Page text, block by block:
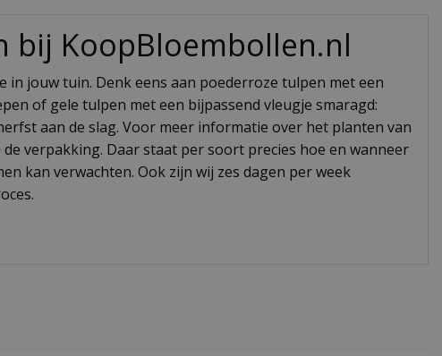
KoopBloembollen.nl
jouw tuin. Denk eens aan poederroze tulpen met een
of gele tulpen met een bijpassend vleugje smaragd:
aan de slag. Voor meer informatie over het planten van
verpakking. Daar staat per soort precies hoe en wanneer
kan verwachten. Ook zijn wij zes dagen per week